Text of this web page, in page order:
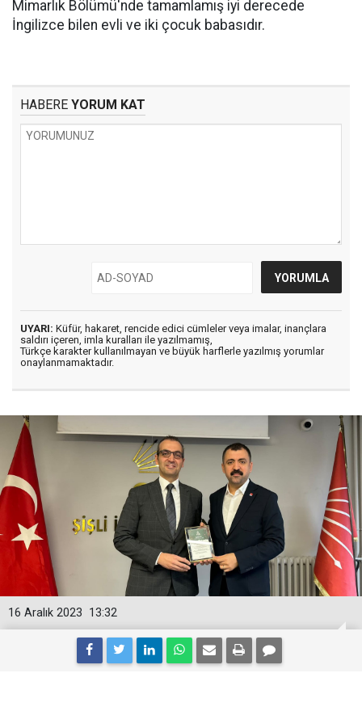
Mimarlık Bölümü'nde tamamlamış iyi derecede
İngilizce bilen evli ve iki çocuk babasıdır.
HABERE YORUM KAT
UYARI: Küfür, hakaret, rencide edici cümleler veya imalar, inançlara
saldırı içeren, imla kuralları ile yazılmamış,
Türkçe karakter kullanılmayan ve büyük harflerle yazılmış yorumlar
onaylanmamaktadır.
13:32
16 Aralık 2023